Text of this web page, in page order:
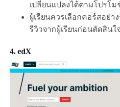
เปลี่ยนแปลงได้ตามโปรโม
ผู้เรียนควรเลือกคอร์สอย่
รีวิวจากผู้เรียนก่อนตัดสินใ
4. edX